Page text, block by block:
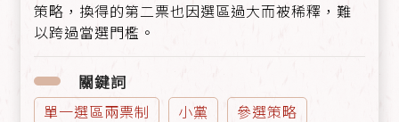
策略，換得的第二票也因選區過大而被稀釋，難
以跨過當選門檻。
關鍵詞
單一選區兩票制 小黨
參選策略